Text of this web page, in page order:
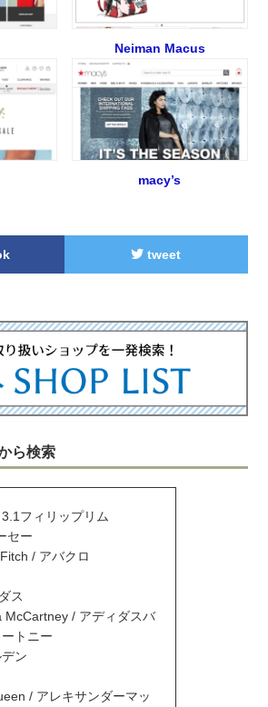
Neiman Macus
macy’s
tweet
ら検索
フィリップリム
セー
/ アバクロ
ス
McCartney / アディダスバ
トニー
ン
/ アレキサンダーマッ